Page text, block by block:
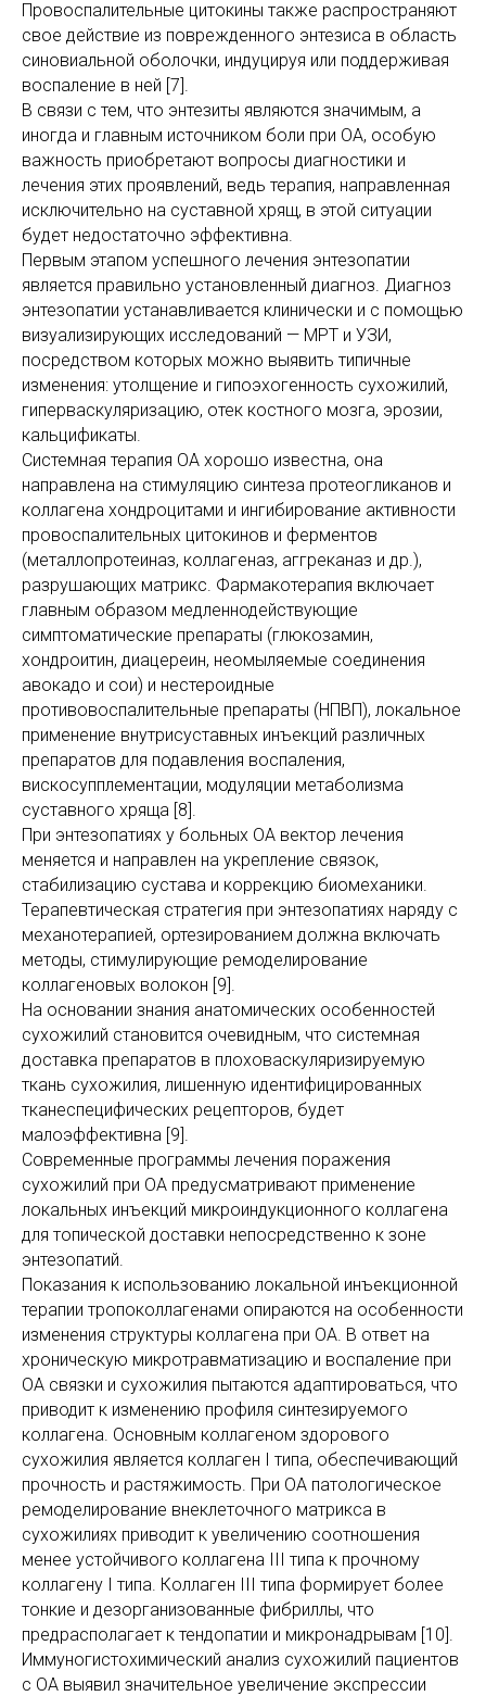
Провоспалительные цитокины также распространяют
свое действие из поврежденного энтезиса в область
синовиальной оболочки, индуцируя или поддерживая
воспаление в ней [7].
В связи с тем, что энтезиты являются значимым, а
иногда и главным источником боли при ОА, особую
важность приобретают вопросы диа­гностики и
лечения этих проявлений, ведь терапия, направленная
исключительно на суставной хрящ, в этой ситуации
будет недостаточно эффективна.
Первым этапом успешного лечения энтезопатии
является правильно установленный диагноз. Диагноз
энтезопатии устанавливается клинически и с помощью
визуализирующих исследований — МРТ и УЗИ,
посредством которых можно выявить типичные
изменения: утолщение и гипоэхогенность сухожилий,
гиперваскуляризацию, отек костного мозга, эрозии,
кальцификаты.
Системная терапия ОА хорошо известна, она
направлена на стимуляцию синтеза протеогликанов и
коллагена хондроцитами и ингибирование активности
провоспалительных цитокинов и ферментов
(металлопротеиназ, коллагеназ, аггреканаз и др.),
разрушающих матрикс. Фармакотерапия включает
главным образом медленнодействующие
симптоматические препараты (глюкозамин,
хондроитин, диацереин, неомыляемые соединения
авокадо и сои) и нестероидные
противовоспалительные препараты (НПВП), локальное
применение внутрисуставных инъекций различных
препаратов для подавления воспаления,
вискосупплементации, модуляции метаболизма
суставного хряща [8].
При энтезопатиях у больных ОА вектор лечения
меняется и направлен на укрепление связок,
стабилизацию сустава и коррекцию биомеханики.
Терапевтическая стратегия при энтезопатиях наряду с
механотерапией, ортезированием должна включать
методы, стимулирующие ремоделирование
коллагеновых волокон [9].
На основании знания анатомических особенностей
сухожилий становится очевидным, что системная
доставка препаратов в плоховаскуляризируемую
ткань сухожилия, лишенную идентифицированных
тканеспе­ци­фических рецепторов, будет
малоэффективна [9].
Современные программы лечения поражения
сухожилий при ОА предусматривают применение
локальных инъекций микроиндукционного коллагена
для топической доставки непосредственно к зоне
энтезопатий.
Показания к использованию локальной инъекционной
терапии тропоколлагенами опираются на особенности
изменения структуры коллагена при ОА. В ответ на
хроническую микротравматизацию и воспаление при
ОА связки и сухожилия пытаются адаптироваться, что
приводит к изменению профиля синтезируемого
коллагена. Основным коллагеном здорового
сухожилия является коллаген I типа, обеспечивающий
прочность и растяжимость. При ОА патологическое
ремоделирование внеклеточного матрикса в
сухожилиях приводит к увеличению соотношения
менее устойчивого коллагена III типа к прочному
коллагену I типа. Коллаген III типа формирует более
тонкие и дезорганизованные фибриллы, что
предрасполагает к тендопатии и микронадрывам [10].
Иммуногистохимический анализ сухожилий пациентов
с ОА выявил значительное увеличение экспрессии